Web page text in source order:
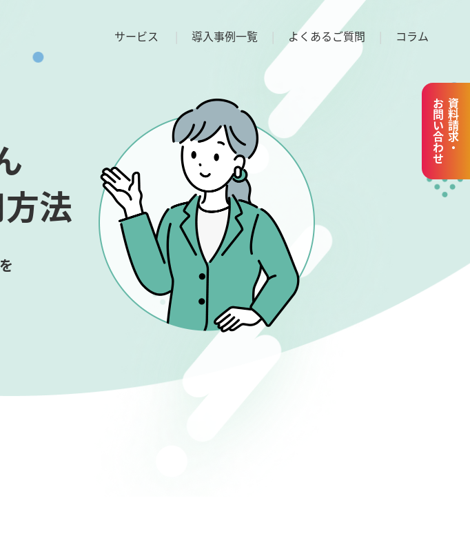
サービス 導入事例一覧 よくあるご質問 コラム
法
資料請求・
お問い合わせ